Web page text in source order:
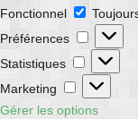
Fonctionnel
Préférences
Statistiques
Marketing
Marketing
Gérer les options